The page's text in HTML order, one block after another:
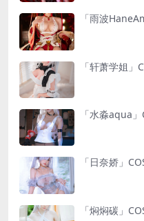
「雨波
「轩萧学姐
「水淼aqua
「日奈娇」
「焖焖碳」